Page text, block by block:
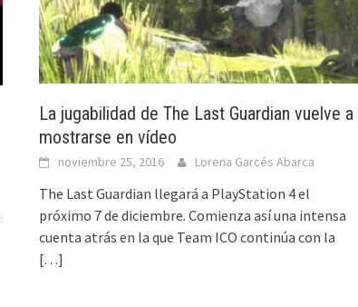
La jugabilidad de The Last Guardian vuelve a
mostrarse en vídeo
noviembre 25, 2016 Lorena Garcés Abarca
The Last Guardian llegará a PlayStation 4 el
próximo 7 de diciembre. Comienza así una intensa
cuenta atrás en la que Team ICO continúa con la
[…]